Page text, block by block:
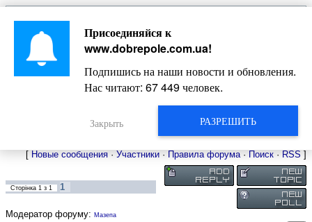
Главная
Новости
Довідкова
Фото
Оголошення
Видео
Жизнь Добропольского края
[ Новые сообщения · Участники · Правила форума· Поиск · RSS ]
Сторінка 1 з 1 1
Модератор форуму: Мазепа
Присоединяйся к
www.dobrepole.com.ua!
Подпишись на наши новости и обновления.
Нас читают: 67 449человек.
РАЗРЕШИТЬ
Закрыть